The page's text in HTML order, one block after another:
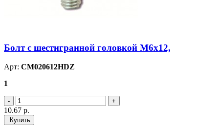
Болт с шестигранной головкой М6х12,
Арт: CM020612HDZ
1
10.67 р.
Купить